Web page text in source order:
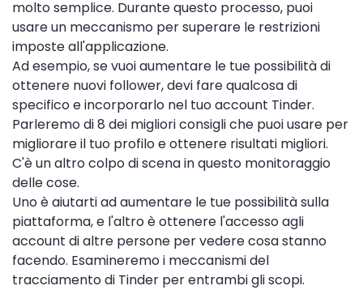
molto semplice. Durante questo processo, puoi
usare un meccanismo per superare le restrizioni
imposte all'applicazione.
Ad esempio, se vuoi aumentare le tue possibilità di
ottenere nuovi follower, devi fare qualcosa di
specifico e incorporarlo nel tuo account Tinder.
Parleremo di 8 dei migliori consigli che puoi usare per
migliorare il tuo profilo e ottenere risultati migliori.
C'è un altro colpo di scena in questo monitoraggio
delle cose.
Uno è aiutarti ad aumentare le tue possibilità sulla
piattaforma, e l'altro è ottenere l'accesso agli
account di altre persone per vedere cosa stanno
facendo. Esamineremo i meccanismi del
tracciamento di Tinder per entrambi gli scopi.